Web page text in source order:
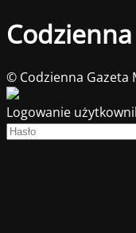
© Codzienna Gazeta
Logowanie